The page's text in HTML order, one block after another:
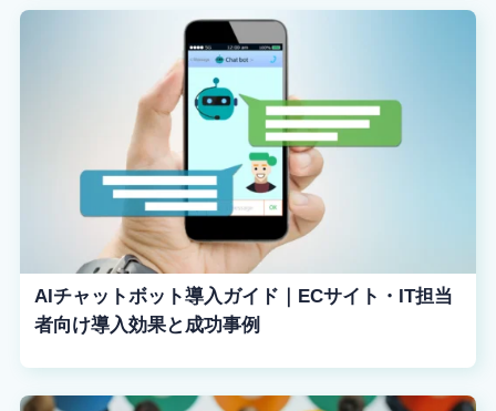
AIチャットボット導入ガイド｜ECサイト・IT担当
者向け導入効果と成功事例